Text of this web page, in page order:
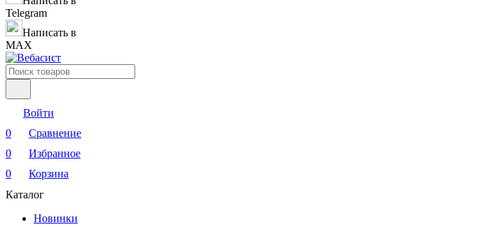
Telegram
Написать в
MAX
Войти
0
Сравнение
0
Избранное
0
Корзина
Каталог
Новинки